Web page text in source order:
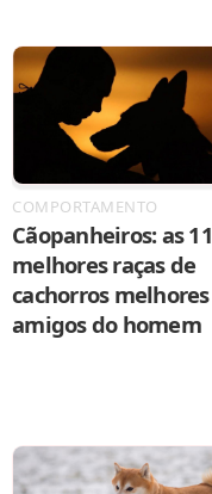
COMPORTAMENTO
Cãopanheiros: as 11
melhores raças de
cachorros melhores
amigos do homem